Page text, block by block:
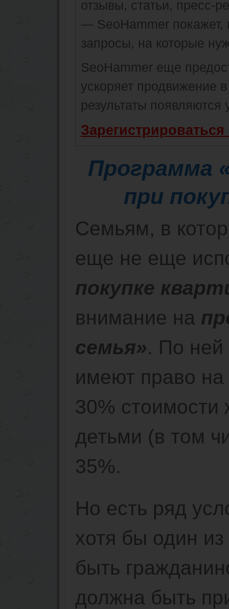
отзывы, статьи, пресс-
— SeoHammer покажет,
запросы, на которые
SeoHammer еще
ускоряет продвижение
результаты
Программа
при
Семьям, в
еще не еще
покупке
внимание на
семья». По ней
имеют право
30% стоимости
детьми (в том
35%.
Но есть ряд
хотя бы один
быть
должна быть